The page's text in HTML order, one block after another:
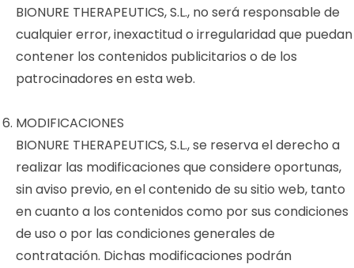
BIONURE THERAPEUTICS, S.L., no será responsable de
cualquier error, inexactitud o irregularidad que puedan
contener los contenidos publicitarios o de los
patrocinadores en esta web.
MODIFICACIONES
BIONURE THERAPEUTICS, S.L., se reserva el derecho a
realizar las modificaciones que considere oportunas,
sin aviso previo, en el contenido de su sitio web, tanto
en cuanto a los contenidos como por sus condiciones
de uso o por las condiciones generales de
contratación. Dichas modificaciones podrán